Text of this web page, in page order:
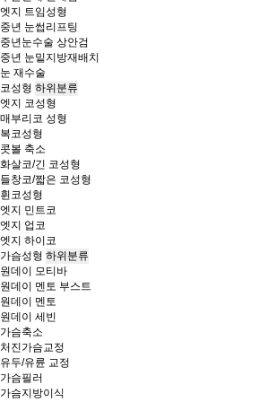
엣지 트임성형
중년 눈썹리프팅
중년눈수술 상안검
중년 눈밑지방재배치
눈 재수술
코성형 하위분류
엣지 코성형
매부리코 성형
복코성형
콧볼 축소
화살코/긴 코성형
들창코/짧은 코성형
휜코성형
엣지 민트코
엣지 업코
엣지 하이코
가슴성형 하위분류
원데이 모티바
원데이 멘토 부스트
원데이 멘토
원데이 세빈
가슴축소
처진가슴교정
유두/유륜 교정
가슴필러
가슴지방이식